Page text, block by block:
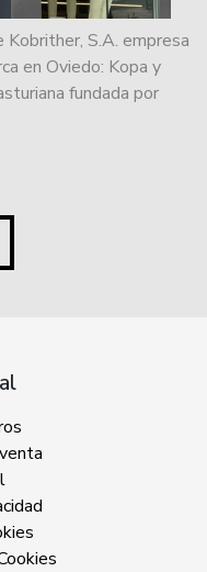
S.A. empresa
en Oviedo: Kopa y
fundada por